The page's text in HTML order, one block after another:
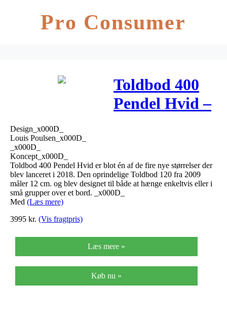
Pro Consumer
Toldbod 400
Pendel Hvid –
Design_x000D_
Louis Poulsen_x000D_
_x000D_
Koncept_x000D_
Toldbod 400 Pendel Hvid er blot én af de fire nye størrelser der
blev lanceret i 2018. Den oprindelige Toldbod 120 fra 2009
måler 12 cm. og blev designet til både at hænge enkeltvis eller i
små grupper over et bord. _x000D_
Med (Læs mere)
3995 kr. (Vis fragtpris)
Læs mere »
Køb nu »